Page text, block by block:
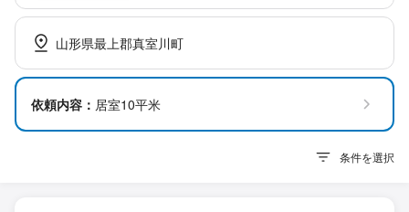
山形県最上郡真室川町
依頼内容： 居室10平米
条件を選択